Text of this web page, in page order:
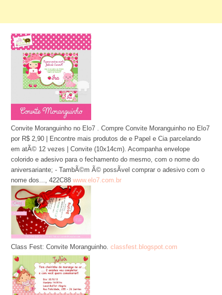
Convite Moranguinho no Elo7 . Compre Convite Moranguinho no Elo7
por R$ 2,90 | Encontre mais produtos de e Papel e Cia parcelando
em atÃ© 12 vezes | Convite (10x14cm). Acompanha envelope
colorido e adesivo para o fechamento do mesmo, com o nome do
aniversariante; - TambÃ©m Ã© possÃ­vel comprar o adesivo com o
nome dos..., 422C88 www.elo7.com.br
Class Fest: Convite Moranguinho. classfest.blogspot.com